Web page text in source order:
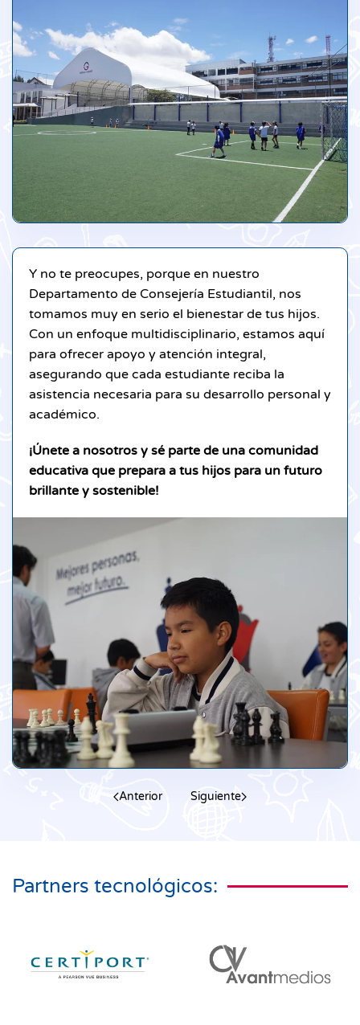
Y no te preocupes, porque en nuestro
Departamento de Consejería Estudiantil, nos
tomamos muy en serio el bienestar de tus hijos.
Con un enfoque multidisciplinario, estamos aquí
para ofrecer apoyo y atención integral,
asegurando que cada estudiante reciba la
asistencia necesaria para su desarrollo personal y
académico.
¡Únete a nosotros y sé parte de una comunidad
educativa que prepara a tus hijos para un futuro
brillante y sostenible!
Anterior Siguiente
Partners tecnológicos: